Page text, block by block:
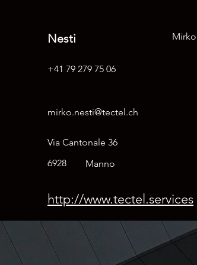
Nesti
+41 79 279 75 06
Mirko
mirko.nesti@tectel.ch
Via Cantonale 36
6928
Manno
http://www.tectel.services